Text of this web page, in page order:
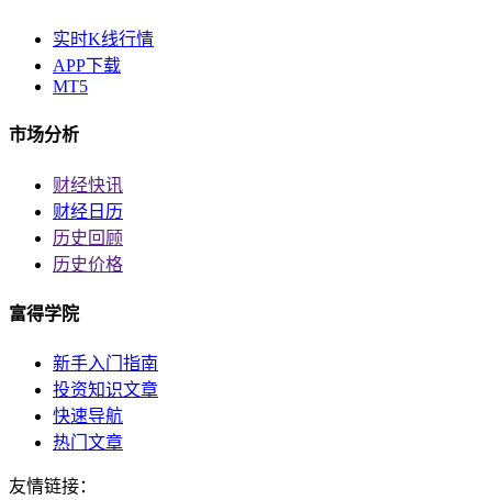
实时K线行情
APP下载
MT5
市场分析
财经快讯
财经日历
历史回顾
历史价格
富得学院
新手入门指南
投资知识文章
快速导航
热门文章
友情链接：